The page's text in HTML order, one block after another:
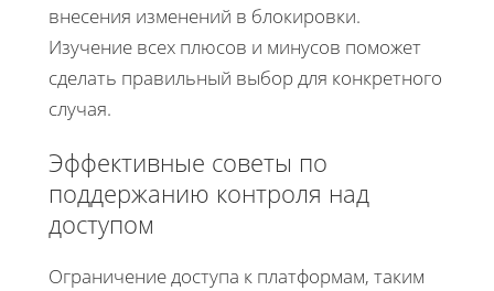
внесения изменений в блокировки.
Изучение всех плюсов и минусов поможет
сделать правильный выбор для конкретного
случая.
Эффективные советы по
поддержанию контроля над
доступом
Ограничение доступа к платформам, таким